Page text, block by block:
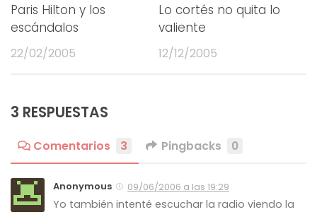
Paris Hilton y los
escándalos
22/02/2005
Lo cortés no quita lo
valiente
12/12/2005
3 RESPUESTAS
Comentarios 3 Pingbacks 0
Anonymous 09/06/2006 a las 19:29
Yo también intenté escuchar la radio viendo la